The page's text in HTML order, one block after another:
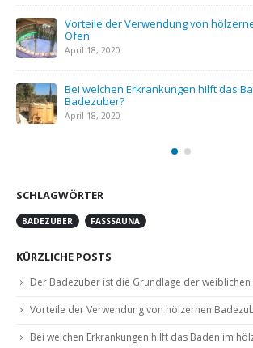
Vorteile der Verwendung von
Ofen
April 18, 2020
Bei welchen Erkrankungen hilft das
Badezuber?
April 18, 2020
SCHLAGWÖRTER
BADEZUBER FASSSAUNA
KÜRZLICHE POSTS
Der Badezuber ist die Grundlage der weiblichen
Vorteile der Verwendung von hölzernen
Bei welchen Erkrankungen hilft das Baden im